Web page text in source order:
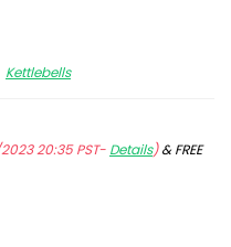
Kettlebells
20:35 PST- Details)&FREE